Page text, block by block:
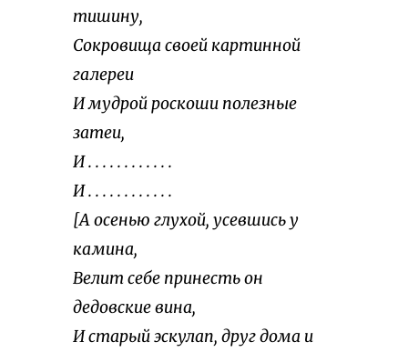
тишину,
Сокровища своей картинной
галереи
И мудрой роскоши полезные
затеи,
И . . . . . . . . . . . .
И . . . . . . . . . . . .
[А осенью глухой, усевшись у
камина,
Велит себе принесть он
дедовские вина,
И старый эскулап, друг дома и